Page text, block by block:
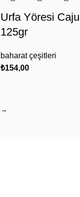
Urfa Yöresi
125gr
baharat çeşitleri
₺154,00
→